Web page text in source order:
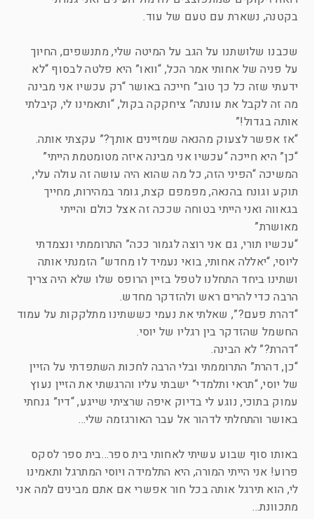
בקטנה, נשארת עם טעם של עוד.
שכבנו שלושתנו על הגב על המיטה שלי, מתנשפים, החיוך
על פניה של אחותי אמר הכל, “וואו” היא פלטה לבסוף “לא
ידעתי שזה כל כך טוב” חייכה באושר “רק עכשיו אני מבינה
מה זה לקבל את עונתה” ציחקקה בקול, “ותאמינו לי, קיבלתי
אותה בגדול!”
“אז אפשר לצעוק מהנאה שמזיינים אותך?” עקצתי אותה.
“כן” היא חייכה “עכשיו אני מבינה איזה מטומטמת הייתי”
המשיכה “הפיני הזה, כל מה שהוא היה עושה זה עולה עלי,
תוקע וגונח בהנאה, מפמפם קצת, גומר במהירות, מחייך
בגאווה ואני הייתי בטוחה שככה זה אצל כולם והייתי
מאושרת”
“עכשיו תורי, גם אני רוצה לגמור ככה” התרוממתי ונצמדתי
ליוסי, “יאללה אחותי, בואי נעמיד לו מחדש” הזמנתי אותה
ושתינו ביחד התחלנו לטפל בזיין הרופס שלו שלא היה צריך
הרבה כדי להרים ראש ולהזדקר מחדש.
“דהרת פעם?”, שאלתי את נעמי כששתינו מתלקקות על עמוד
החשמל שהזדקר בין רגליו של יוסי.
“דהרת?” לא הבינה.
“כן, דהרת” התרוממתי ובלי הרבה לחכות השתפדתי על הזיין
של יוסי, “תראי ותלמדי” ישבתי עליו והרגשתי את הזיין נעוץ
עמוק בתוכי, נוגע לי בדיוק איפה שרציתי שייגע, “דיו” גנחתי
באושר והתחלתי לדהור אל עבר האורגזמה שלי…
באותו סוף שבוע עשיתי לאחותי בית ספר…בית ספר לסקס
פרוע! אני הייתי המורה, היא התלמידה ויוסי המתרגל ותאמינו
לי, הוא תירגל אותה בכל חור אפשרי אם אתם מבינים למה אני
מתכוונת…